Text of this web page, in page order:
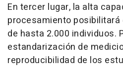
En tercer lugar, la alta
procesamiento
de hasta 2.000 individuos.
estandarización de
reproducibilidad de los